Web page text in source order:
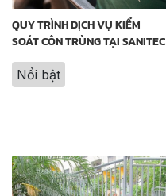
QUY TRÌNH DỊCH VỤ KIỂM
SOÁT CÔN TRÙNG TẠI SANITEC
Nổi bật